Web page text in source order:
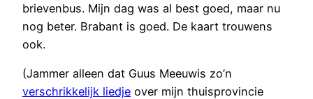
brievenbus. Mijn dag was al best goed, maar nu
nog beter. Brabant is goed. De kaart trouwens
ook.
(Jammer alleen dat Guus Meeuwis zo’n
verschrikkelijk liedje over mijn thuisprovincie